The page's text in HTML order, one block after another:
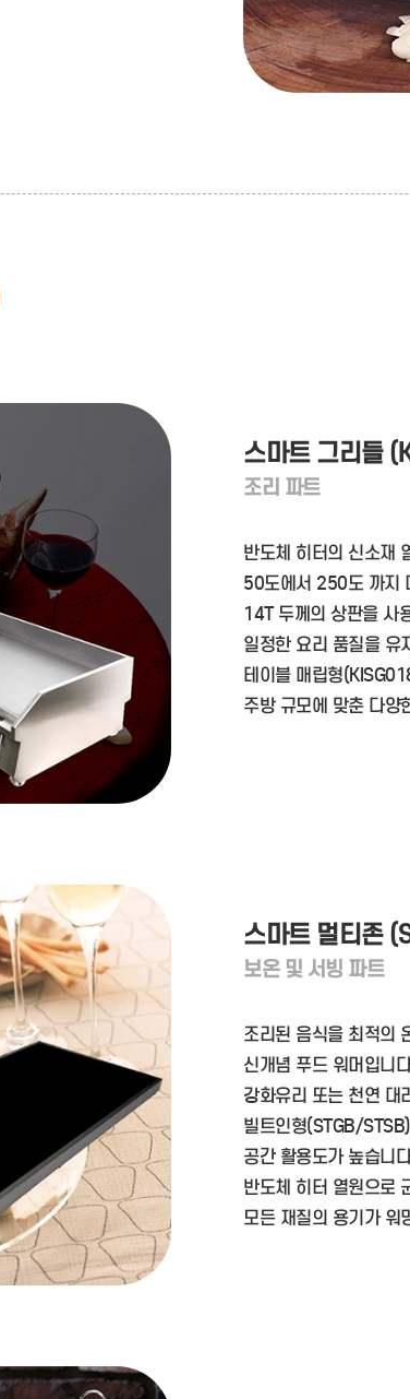
스마트 그리들
조리 파트
반도체 히터의 신소재
50도에서 250도 까지
14T 두께의 상판을 사
일정한 요리 품질을 유
테이블 매립형
주방 규모에 맞춘 다양
스마트 멀티존
보온 및 서빙 파트
조리된 음식을 최적의
신개념 푸드 워머입니다
강화유리 또는 천연 대
빌트인형(STGB/
공간 활용도가 높습니다
반도체 히터 열원으로
모든 재질의 용기가 워